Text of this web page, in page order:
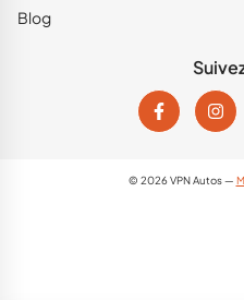
Blog
© 2026 VPN Autos —